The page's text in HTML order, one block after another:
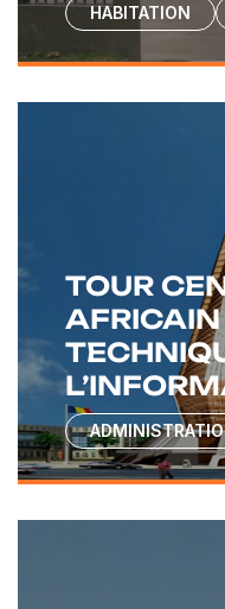
HABITATION
TOUR
AFRICAIN